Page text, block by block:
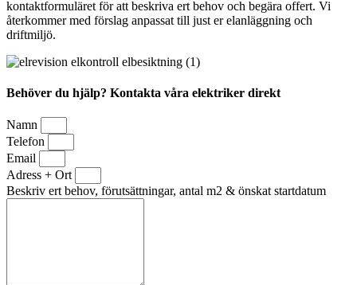
kontaktformuläret för att beskriva ert behov och begära offert. Vi
återkommer med förslag anpassat till just er elanläggning och
driftmiljö.
Behöver du hjälp? Kontakta våra elektriker direkt
Namn
Telefon
Email
Adress + Ort
Beskriv ert behov, förutsättningar, antal m2 & önskat startdatum